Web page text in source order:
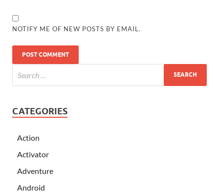
NOTIFY ME OF NEW POSTS BY EMAIL.
CATEGORIES
Action
Activator
Adventure
Android